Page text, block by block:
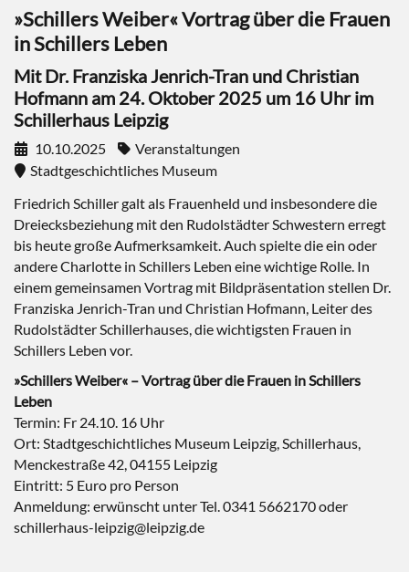
»Schillers Weiber« Vortrag über die Frauen
in Schillers Leben
Mit Dr. Franziska Jenrich-Tran und Christian
Hofmann am 24. Oktober 2025 um 16 Uhr im
Schillerhaus Leipzig
10.10.2025
Veranstaltungen
Stadtgeschichtliches Museum
Friedrich Schiller galt als Frauenheld und insbesondere die
Dreiecksbeziehung mit den Rudolstädter Schwestern erregt
bis heute große Aufmerksamkeit. Auch spielte die ein oder
andere Charlotte in Schillers Leben eine wichtige Rolle. In
einem gemeinsamen Vortrag mit Bildpräsentation stellen Dr.
Franziska Jenrich-Tran und Christian Hofmann, Leiter des
Rudolstädter Schillerhauses, die wichtigsten Frauen in
Schillers Leben vor.
»Schillers Weiber« – Vortrag über die Frauen in Schillers
Leben
Termin: Fr 24.10. 16 Uhr
Ort: Stadtgeschichtliches Museum Leipzig, Schillerhaus,
Menckestraße 42, 04155 Leipzig
Eintritt: 5 Euro pro Person
Anmeldung: erwünscht unter Tel. 0341 5662170 oder
schillerhaus-leipzig@leipzig.de